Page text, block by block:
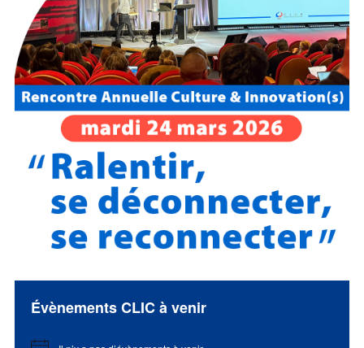
Évènements CLIC à venir